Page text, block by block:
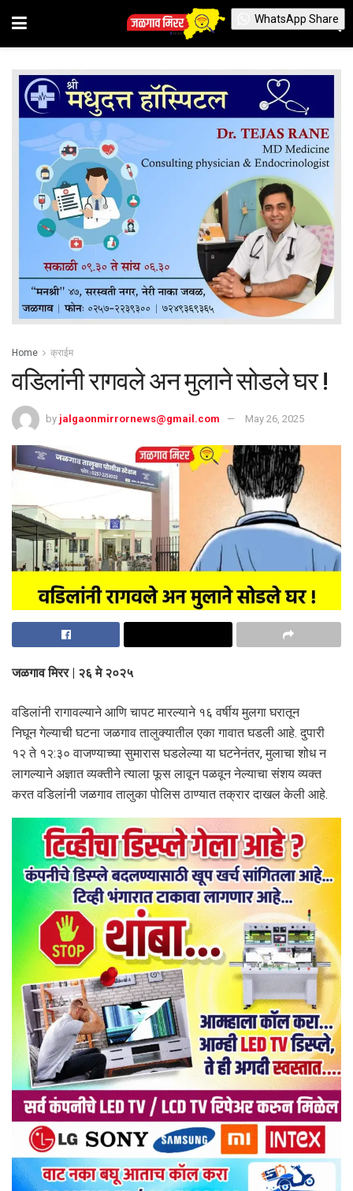
Home क्राईम
वडिलांनी रागवले अन मुलाने सोडले घर !
by jalgaonmirrornews@gmail.com May 26, 2025
जळगाव मिरर | २६ मे २०२५
वडिलांनी रागावल्याने आणि चापट मारल्याने १६ वर्षीय मुलगा घरातून
निघून गेल्याची घटना जळगाव तालुक्यातील एका गावात घडली आहे. दुपारी
१२ ते १२:३० वाजण्याच्या सुमारास घडलेल्या या घटनेनंतर, मुलाचा शोध न
लागल्याने अज्ञात व्यक्तीने त्याला फूस लावून पळवून नेल्याचा संशय व्यक्त
करत वडिलांनी जळगाव तालुका पोलिस ठाण्यात तक्रार दाखल केली आहे.
WhatsApp Share